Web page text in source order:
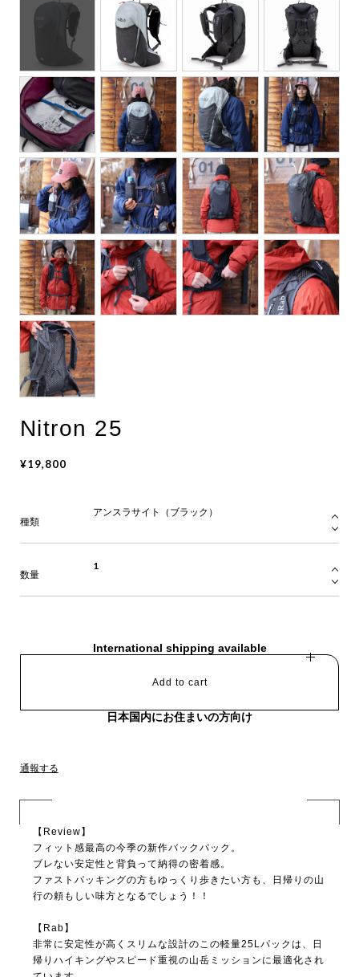
Nitron 25
¥19,800
種類
数量
International shipping available
Add to cart
日本国内にお住まいの方向け
通報する
【Review】
フィット感最高の今季の新作バックパック。
ブレない安定性と背負って納得の密着感。
ファストパッキングの方もゆっくり歩きたい方も、日帰りの山
行の頼もしい味方となるでしょう！！
【Rab】
非常に安定性が高くスリムな設計のこの軽量25Lパックは、日
帰りハイキングやスピード重視の山岳ミッションに最適化され